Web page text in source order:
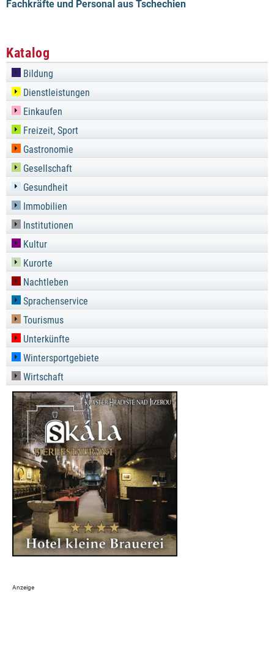
Fachkräfte und Personal aus Tschechien
Katalog
Bildung
Dienstleistungen
Einkaufen
Freizeit, Sport
Gastronomie
Gesellschaft
Gesundheit
Immobilien
Institutionen
Kultur
Kurorte
Nachtleben
Sprachenservice
Tourismus
Unterkünfte
Wintersportgebiete
Wirtschaft